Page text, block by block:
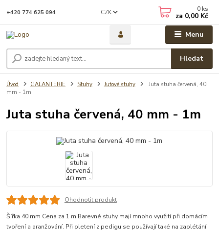
Menu
CZK
Hledat
+420 774 625 094 0 ks
za 0,00 Kč
Úvod GALANTERIE Stuhy Jutové stuhy
Juta stuha červená, 40
mm - 1m
Juta stuha červená, 40 mm - 1m
Ohodnotit produkt
Šířka 40 mm Cena za 1 m Barevné stuhy mají mnoho využití při domácím
tvoření a aranžování. Při pletení z pedigu se používají také na zaplétání